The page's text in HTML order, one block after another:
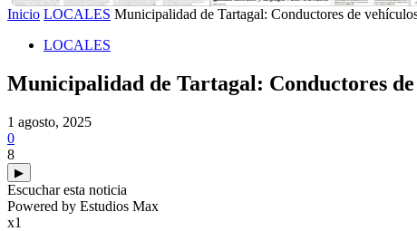
Inicio LOCALES Municipalidad de Tartagal: Conductores de
LOCALES
Municipalidad de Tartagal: Conductores
1 agosto, 2025
0
8
▶
Escuchar esta noticia
Powered by Estudios Max
x1